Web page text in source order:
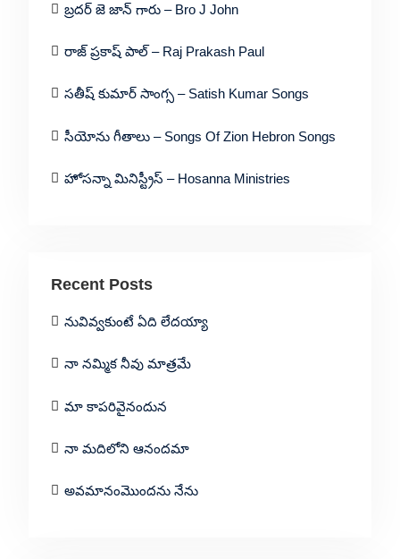
బ్రదర్ జె జాన్ గారు – Bro J John
రాజ్ ప్రకాష్ పాల్ – Raj Prakash Paul
సతీష్ కుమార్ సాంగ్స – Satish Kumar Songs
సీయోను గీతాలు – Songs Of Zion Hebron Songs
హోసన్నా మినిస్ట్రీస్ – Hosanna Ministries
Recent Posts
నువివ్వకుంటే ఏది లేదయ్యా
నా నమ్మిక నీవు మాత్రమే
మా కాపరివైనందున
నా మదిలోని ఆనందమా
అవమానంమొందను నేను